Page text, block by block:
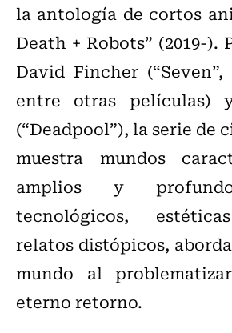
la antología de cortos
Death + Robots” (2019-).
David Fincher (“Seven”,
entre otras películas)
(“Deadpool”), la serie de
muestra mundos
amplios y
tecnológicos,
relatos distópicos,
mundo al
eterno retorno.